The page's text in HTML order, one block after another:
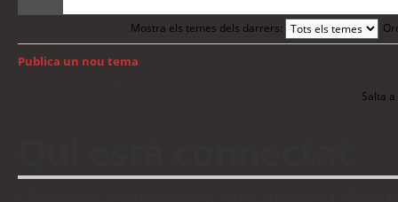
Mostra els temes dels darrers:
Publica un nou tema
Salta a